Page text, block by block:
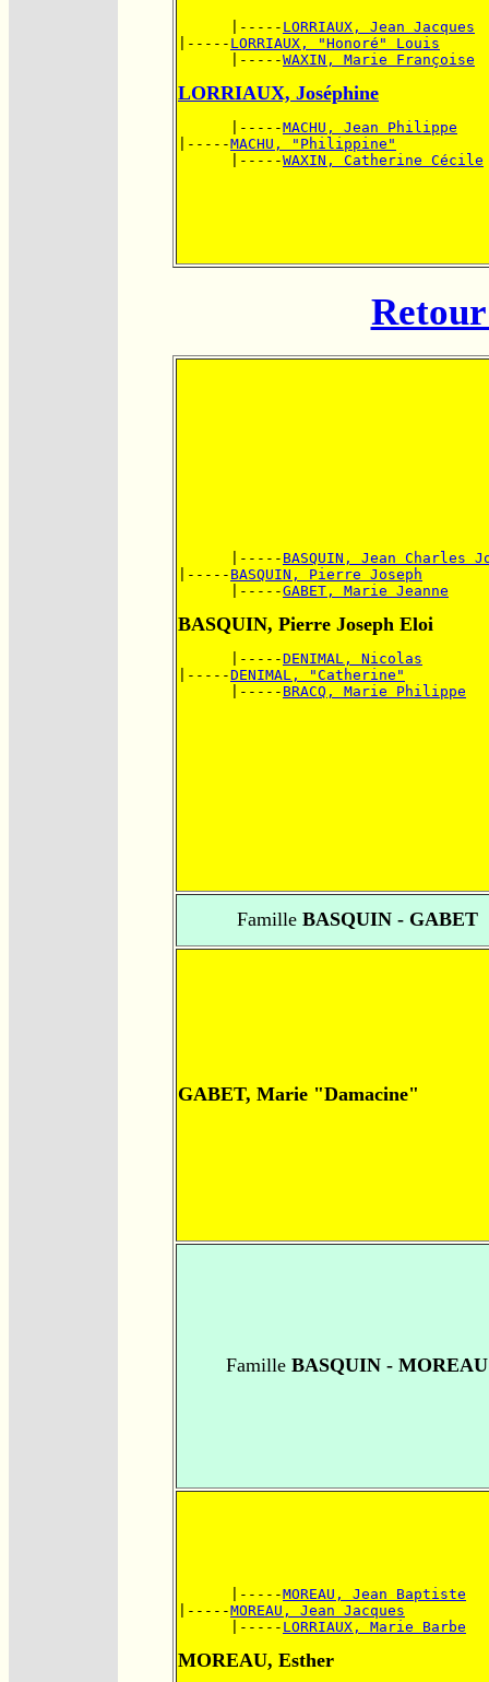
      |-----
LORRIAUX, Jean Jacques
|----- LORRIAUX, "Honoré" Louis
      |-----
WAXIN, Marie Françoise
LORRIAUX, Joséphine
      |-----
MACHU, Jean Philippe
|-----MACHU, "Philippine"
      |-----
WAXIN, Catherine Cécile
      |-----
BASQUIN, Jean Charles
|----- BASQUIN, Pierre Joseph
      |-----
GABET, Marie Jeanne
BASQUIN, Pierre Joseph Eloi
      |-----
DENIMAL, Nicolas
|-----DENIMAL, "Catherine"
      |-----
BRACQ, Marie Philippe
FamilleBASQUIN - GABET
GABET, Marie "Damacine"
Famille BASQUIN - MOREAU
      |-----
MOREAU, Jean Baptiste
|-----MOREAU, Jean Jacques
      |-----
LORRIAUX, Marie Barbe
MOREAU, Esther